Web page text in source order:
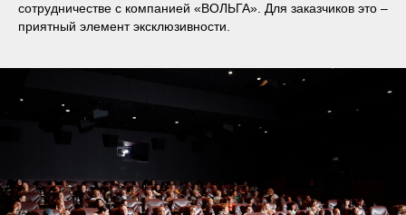
сотрудничестве с компанией «ВОЛЬГА». Для заказчиков это –
приятный элемент эксклюзивности.